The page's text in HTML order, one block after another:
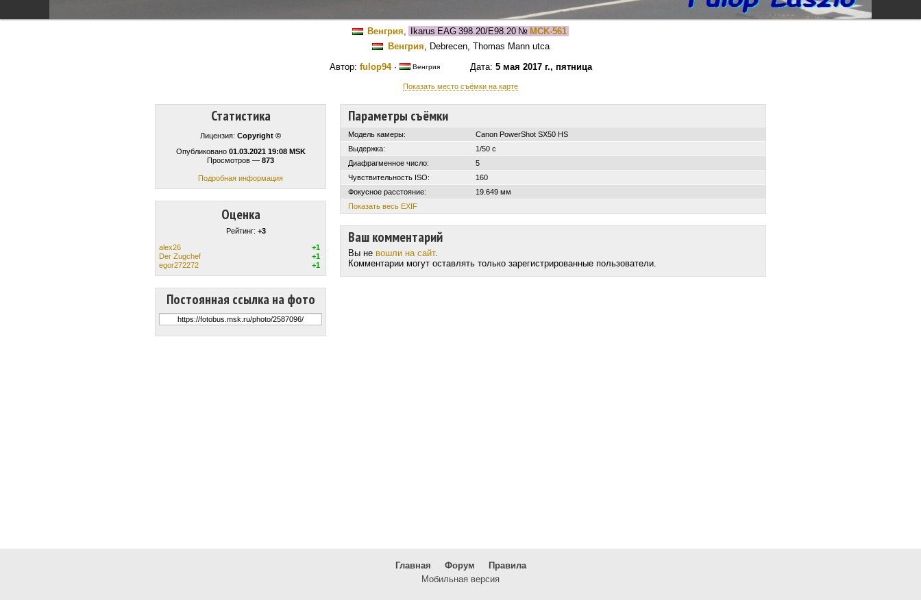
Венгрия, Ikarus EAG 398.20/E98.20 № MCK-561
Венгрия, Debrecen, Thomas Mann utca
Автор: fulop94· ВенгрияДата: 5 мая 2017 г., пятница
Показать место съёмки на карте
Статистика
Лицензия: Copyright ©
Опубликовано 01.03.2021 19:08 MSK
Просмотров — 873
Подробная информация
Оценка
Рейтинг: +3
alex26
+1
Der Zugchef
+1
egor272272
+1
Постоянная ссылка на фото
Параметры съёмки
Модель камеры:
Canon PowerShot SX50 HS
Выдержка:
1/50 с
Диафрагменное число:
5
Чувствительность ISO:
160
Фокусное расстояние:
19.649 мм
Показать весь EXIF
Ваш комментарий
Вы не вошли на сайт.
Комментарии могут оставлять только зарегистрированные пользователи.
Главная Форум
Правила
Мобильная версия